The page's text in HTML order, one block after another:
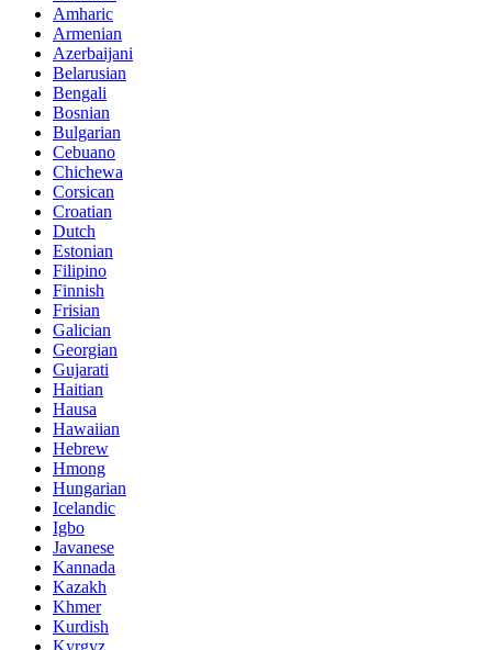
Amharic
Armenian
Azerbaijani
Belarusian
Bengali
Bosnian
Bulgarian
Cebuano
Chichewa
Corsican
Croatian
Dutch
Estonian
Filipino
Finnish
Frisian
Galician
Georgian
Gujarati
Haitian
Hausa
Hawaiian
Hebrew
Hmong
Hungarian
Icelandic
Igbo
Javanese
Kannada
Kazakh
Khmer
Kurdish
Kyrgyz